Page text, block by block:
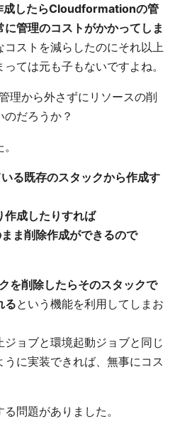
成したらCloudformationの管
管理のコストがかかってしま
コストを減らしたのにそれ以上
ては元も子もないですよね。
理から外さずにリソースの削
だろうか？
る既存のスタックから作成す
作成したりすれば
ま削除作成ができるので
を削除したらそのスタックで
るという機能を利用してしまお
ョブと環境起動ジョブと同じ
に実装できれば、無事にコス
問題がありました。